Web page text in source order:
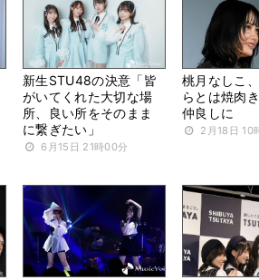
新生STU48の決意「皆
がいてくれた大切な場
所、良い所をそのまま
に繋ぎたい」
6月15日 21時00分
桃月なしこ
らとは焼肉
仲良しに
2月18日 10